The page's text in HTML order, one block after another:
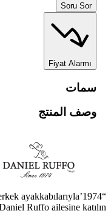
Soru Sor
Fiyat Alarmı
سمات
وصف المنتج
erkek ayakkabılarıyla
Ruffo ailesine katılın.”